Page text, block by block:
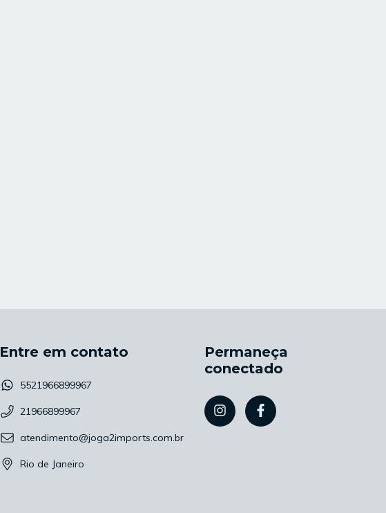
Entre em contato
5521966899967
21966899967
atendimento@joga2imports.com.br
Rio de Janeiro
Permaneça
conectado